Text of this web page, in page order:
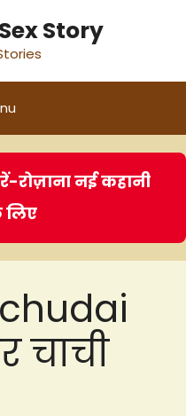
Story
रोज़ाना नई कहानी
लिए
चाची